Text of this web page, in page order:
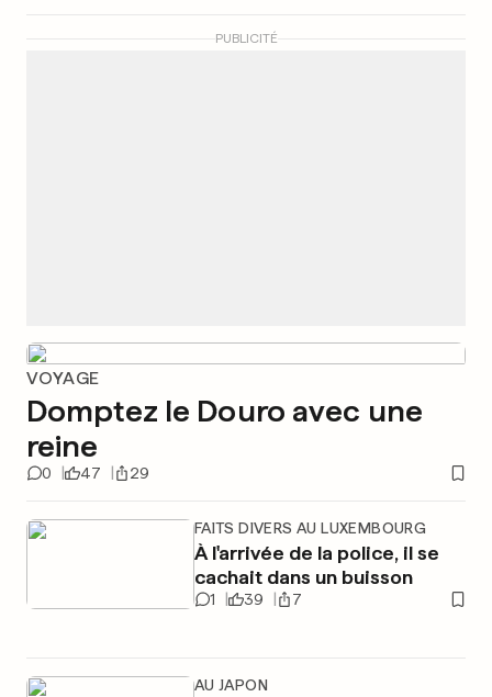
PUBLICITÉ
VOYAGE
Domptez le Douro avec une
reine
0 47 29
FAITS DIVERS AU LUXEMBOURG
À l'arrivée de la police, il se
cachait dans un buisson
1 39 7
AU JAPON